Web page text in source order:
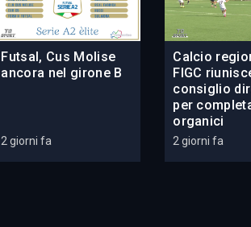
Futsal, Cus Molise
ancora nel girone B
2 giorni fa
Calcio
FIGC
consiglio
per
organici
2 giorni fa